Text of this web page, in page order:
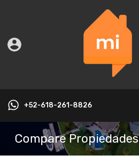
+52-618-261-8826
Compare Propiedades